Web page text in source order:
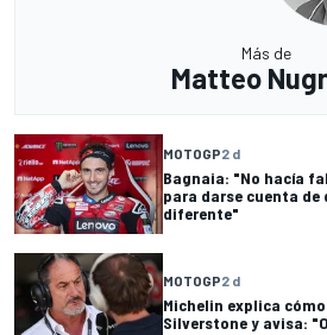
Más de
Matteo
MOTOGP2 d
Bagnaia: "No hacía
para darse cuenta
diferente"
MOTOGP2 d
Michelin explica
Silverstone y avisa: